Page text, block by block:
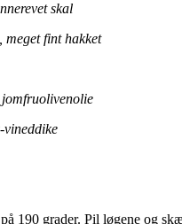
skal
meget fint hakket
jomfruolivenolie
vineddike
190 grader. Pil løgene og